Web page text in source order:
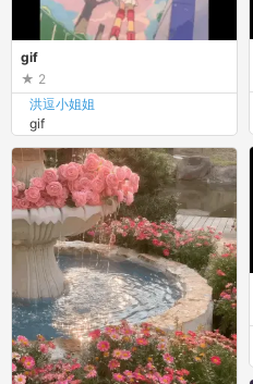
gif
2
洪逗小姐姐
gif